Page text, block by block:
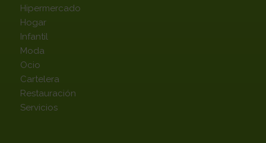
Hipermercado
Hogar
Infantil
Moda
Ocio
Cartelera
Restauración
Servicios